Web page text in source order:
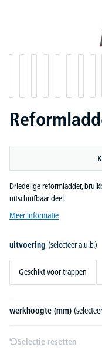
Driedelige reformladder,
uitschuifbaar deel.
Meer informatie
uitvoering (selecteer a.u.b.)
Geschikt voor trappen
werkhoogte (mm)
Selectie resetten